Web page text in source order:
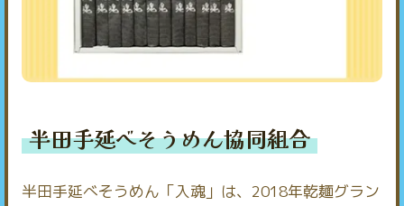
半田手延べそうめん協同組合
半田手延べそうめん「入魂」は、2018年乾麺グラン